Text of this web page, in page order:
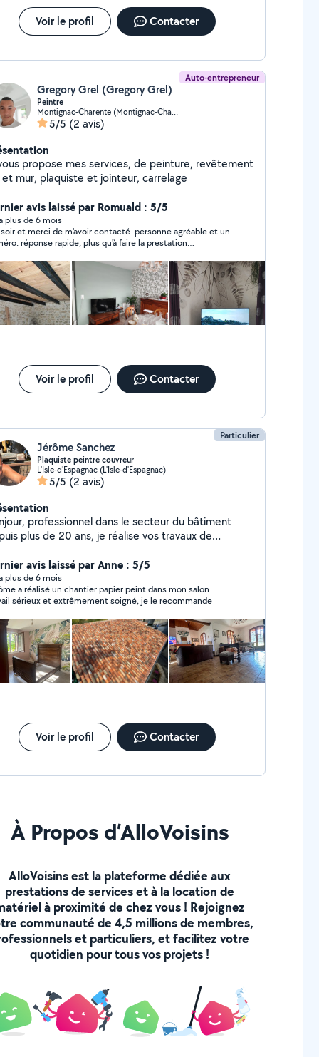
Voir le profil Contacter
Auto-entrepreneur
Gregory Grel (Gregory Grel)
Peintre
Montignac-Charente (Montignac-Charente)
5/5 (2 avis)
propose mes services, de peinture, revêtement
et mur, plaquiste et jointeur, carrelage
avis laissé par Romuald : 5/5
plus de 6 mois
et merci de m'avoir contacté. personne agréable et un
qu'à faire la prestation
Voir le profil Contacter
Particulier
Jérôme Sanchez
Plaquiste peintre couvreur
L'Isle-d'Espagnac (L'Isle-d'Espagnac)
5/5 (2 avis)
professionnel dans le secteur du bâtiment
plus de 20 ans, je réalise vos travaux de
pour vos travaux de couverture.
rapide et soignée.
avis laissé par Anne : 5/5
plus de 6 mois
a réalisé un chantier papier peint dans mon salon.
sérieux et extrêmement soigné, je le recommande
Voir le profil Contacter
À Propos d’AlloVoisins
AlloVoisins est la plateforme dédiée aux
prestations de services et à la location de
à proximité de chez vous ! Rejoignez
communauté de 4,5 millions de membres,
et particuliers, et facilitez votre
quotidien pour tous vos projets !